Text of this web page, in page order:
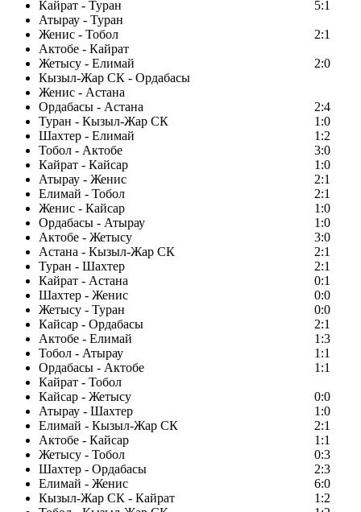
Кайрат - Туран
5:1
Атырау - Туран
Женис - Тобол
2:1
Актобе - Кайрат
Жетысу - Елимай
2:0
Кызыл-Жар СК - Ордабасы
Женис - Астана
Ордабасы - Астана
2:4
Туран - Кызыл-Жар СК
1:0
Шахтер - Елимай
1:2
Тобол - Актобе
3:0
Кайрат - Кайсар
1:0
Атырау - Женис
2:1
Елимай - Тобол
2:1
Женис - Кайсар
1:0
Ордабасы - Атырау
1:0
Актобе - Жетысу
3:0
Астана - Кызыл-Жар СК
2:1
Туран - Шахтер
2:1
Кайрат - Астана
0:1
Шахтер - Женис
0:0
Жетысу - Туран
0:0
Кайсар - Ордабасы
2:1
Актобе - Елимай
1:3
Тобол - Атырау
1:1
Ордабасы - Актобе
1:1
Кайрат - Тобол
Кайсар - Жетысу
0:0
Атырау - Шахтер
1:0
Елимай - Кызыл-Жар СК
2:1
Актобе - Кайсар
1:1
Жетысу - Тобол
0:3
Шахтер - Ордабасы
2:3
Елимай - Женис
6:0
Кызыл-Жар СК - Кайрат
1:2